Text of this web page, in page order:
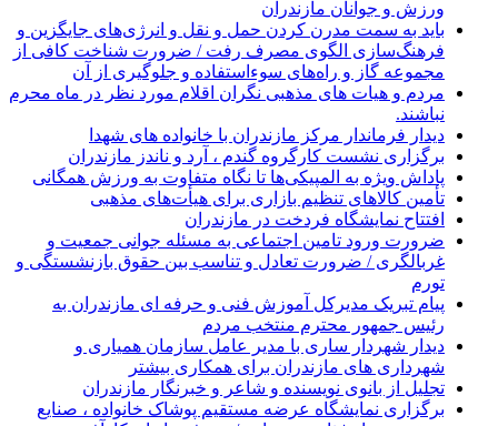
ورزش و جوانان مازندران
باید به سمت مدرن کردن حمل و نقل و انرژی‌های جایگزین و
فرهنگ‌سازی الگوی مصرف رفت / ضرورت شناخت کافی از
مجموعه گاز و راه‌های سوءاستفاده و جلوگیری از آن
مردم و هیات های مذهبی نگران اقلام مورد نظر در ماه محرم
نباشند.
دیدار فرماندار مرکز مازندران با خانواده های شهدا
برگزاری نشست کارگروه گندم ، آرد و ناندز مازندران
پاداش ویژه به المپیکی‌ها تا نگاه متفاوت به ورزش همگانی
تأمین کالاهای تنظیم بازاری برای هیأت‌های مذهبی
افتتاح نمایشگاه فردخت در مازندران
ضرورت ورود تامین اجتماعی به مسئله جوانی جمعیت و
غربالگری / ضرورت تعادل و تناسب بین حقوق بازنشستگی و
تورم
پیام تبریک مدیرکل آموزش فنی و حرفه ای مازندران به
رئیس جمهور محترم منتخب مردم
دیدار شهردار ساری با مدیر عامل سازمان همیاری و
شهرداری های مازندران برای همکاری بیشتر
تجلیل از بانوی نویسنده و شاعر و خبرنگار مازندران
برگزاری نمایشگاه عرضه مستقیم پوشاک خانواده ، صنایع